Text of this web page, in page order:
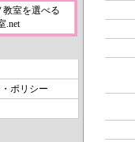
室を選べる
.net
ポリシー